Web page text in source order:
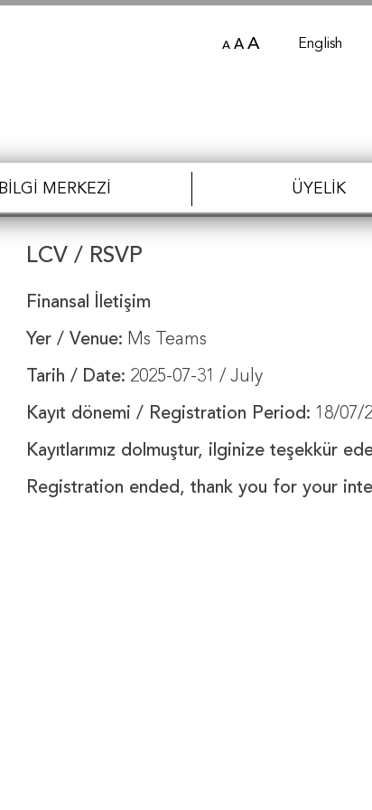
BILGI MERKEZI ÜYELIK
A A A English
LCV / RSVP
Finansal İletişim
Yer / Venue: Ms Teams
Tarih / Date: 2025-07-31 / July
Kayıt dönemi / Registration Period: 18/07/
Kayıtlarımız dolmuştur, ilginize teşekkür
Registration ended, thank you for your